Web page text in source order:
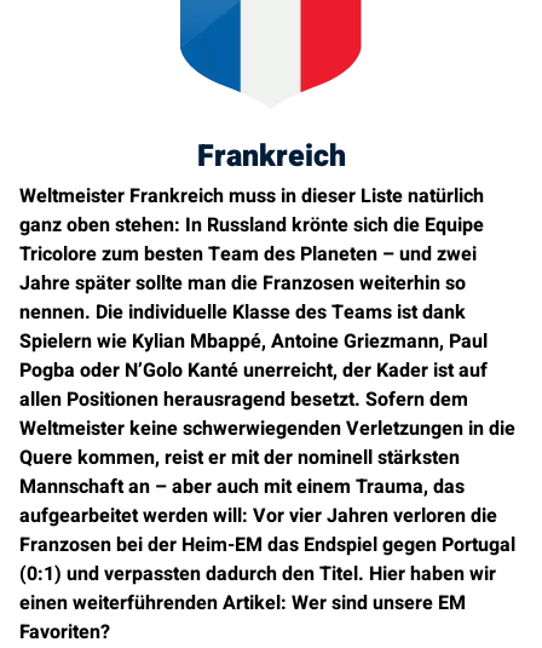
Frankreich
Weltmeister Frankreich muss in dieser Liste natürlich
ganz oben stehen: In Russland krönte sich die Equipe
Tricolore zum besten Team des Planeten – und zwei
Jahre später sollte man die Franzosen weiterhin so
nennen. Die individuelle Klasse des Teams ist dank
Spielern wie Kylian Mbappé, Antoine Griezmann, Paul
Pogba oder N’Golo Kanté unerreicht, der Kader ist auf
allen Positionen herausragend besetzt. Sofern dem
Weltmeister keine schwerwiegenden Verletzungen in die
Quere kommen, reist er mit der nominell stärksten
Mannschaft an – aber auch mit einem Trauma, das
aufgearbeitet werden will: Vor vier Jahren verloren die
Franzosen bei der Heim-EM das Endspiel gegen Portugal
(0:1) und verpassten dadurch den Titel. Hier haben wir
einen weiterführenden Artikel: Wer sind unsere EM
Favoriten?